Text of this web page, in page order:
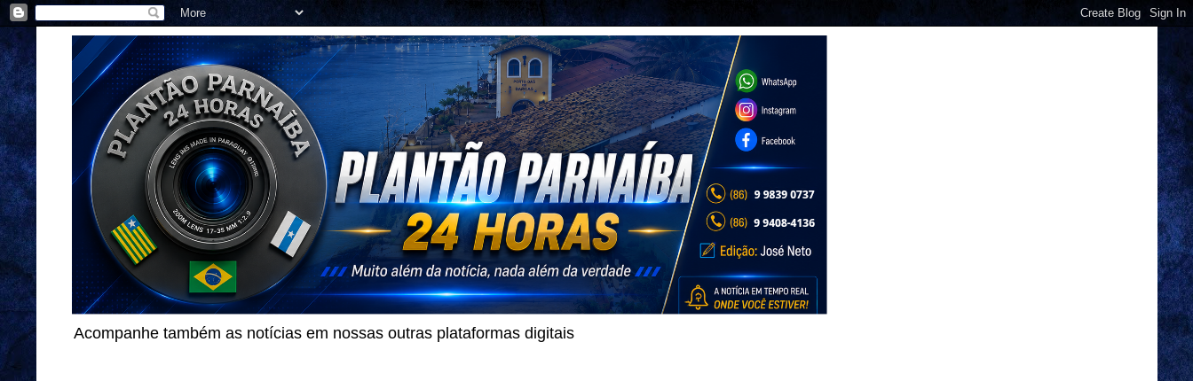
Acompanhe também as notícias em nossas outras plataformas digitais